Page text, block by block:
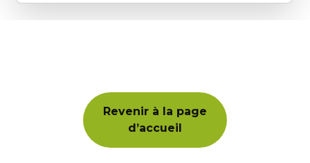
Revenir à la page
d’accueil